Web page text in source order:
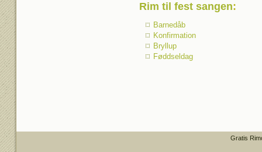
Rim til fest sangen:
Barnedåb
Konfirmation
Bryllup
Føddseldag
Gratis